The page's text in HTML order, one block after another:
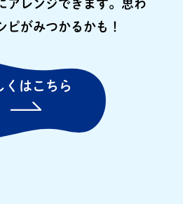
アレンジできます。 思わ
ピがみつかるかも！
くはこちら